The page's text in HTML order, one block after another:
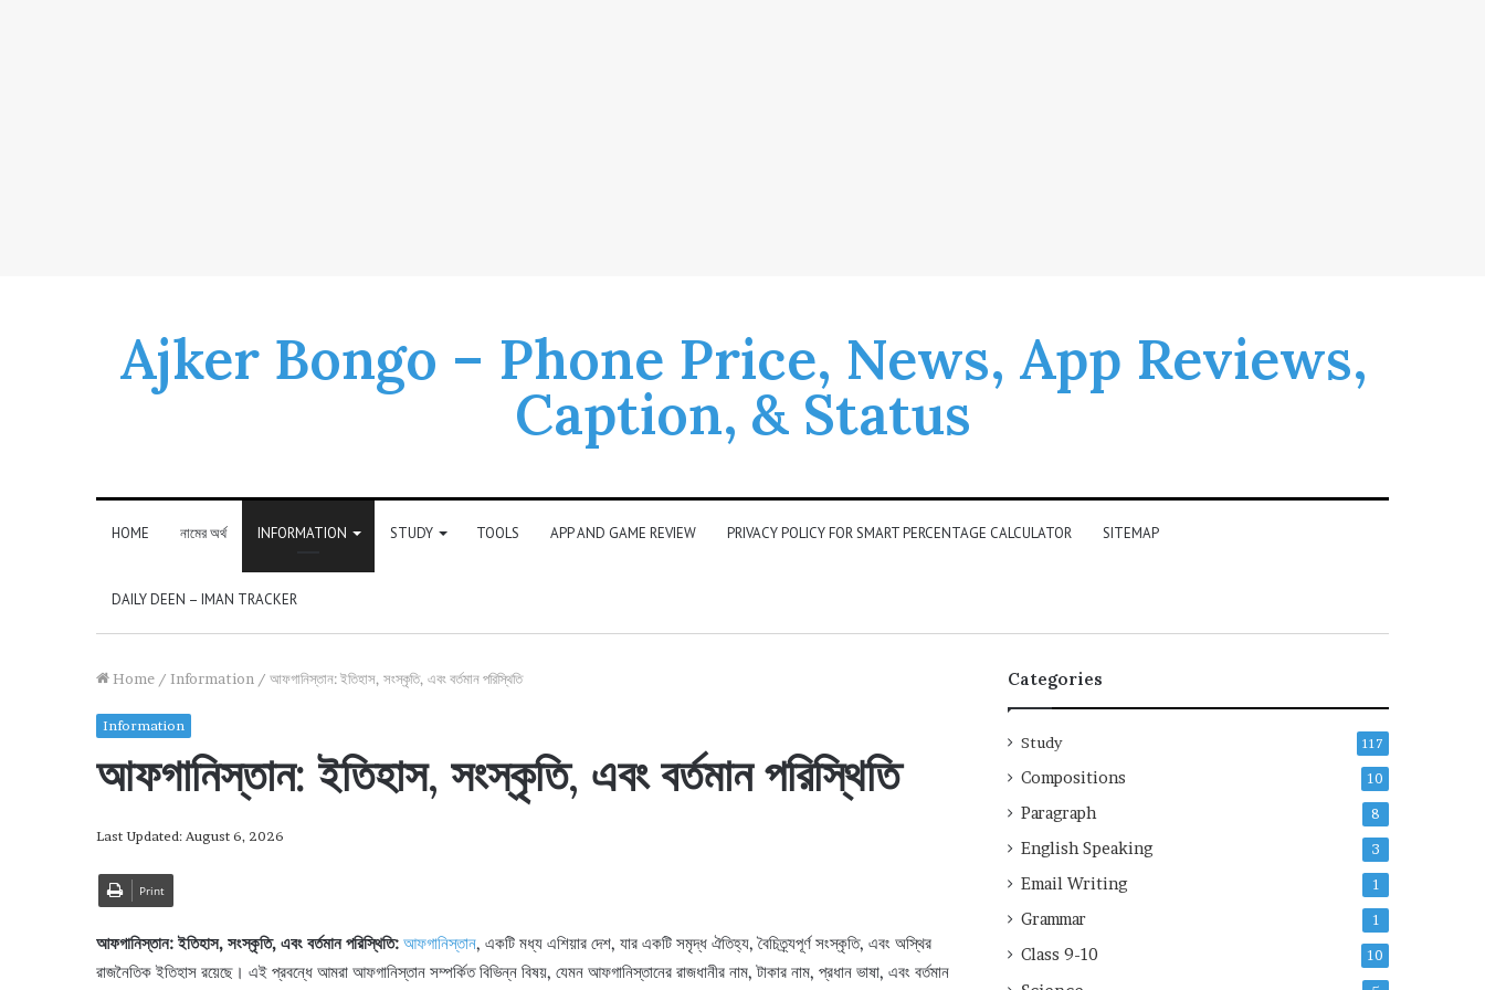
Ajker Bongo – Phone Price, News, App Reviews,
Caption, & Status
HOME নামের অর্থ INFORMATION STUDY TOOLS APP AND GAME REVIEW PRIVACY POLICY FOR SMART PERCENTAGE CALCULATOR SITEMAP
DAILY DEEN – IMAN TRACKER
Home / Information / আফগানিস্তান: ইতিহাস, সংস্কৃতি, এবং বর্তমান পরিস্থিতি
Information
আফগানিস্তান: ইতিহাস, সংস্কৃতি, এবং বর্তমান পরিস্থিতি
Last Updated: August 6, 2026
Print
আফগানিস্তান: ইতিহাস, সংস্কৃতি, এবং বর্তমান পরিস্থিতি: আফগানিস্তান, একটি মধ্য এশিয়ার দেশ, যার একটি সমৃদ্ধ ঐতিহ্য, বৈচিত্র্যপূর্ণ সংস্কৃতি, এবং অস্থির
রাজনৈতিক ইতিহাস রয়েছে। এই প্রবন্ধে আমরা আফগানিস্তান সম্পর্কিত বিভিন্ন বিষয়, যেমন আফগানিস্তানের রাজধানীর নাম, টাকার নাম, প্রধান ভাষা, এবং বর্তমান
Categories
Study 117
Compositions 10
Paragraph 8
English Speaking 3
Email Writing 1
Grammar 1
Class 9-10 10